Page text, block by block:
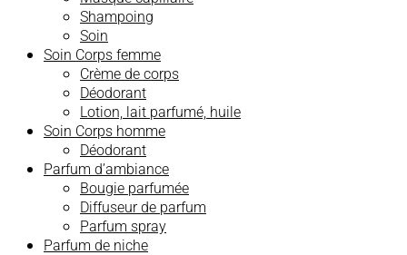
Shampoing
Soin
Soin Corps femme
Crème de corps
Déodorant
Lotion, lait parfumé, huile
Soin Corps homme
Déodorant
Parfum d’ambiance
Bougie parfumée
Diffuseur de parfum
Parfum spray
Parfum de niche